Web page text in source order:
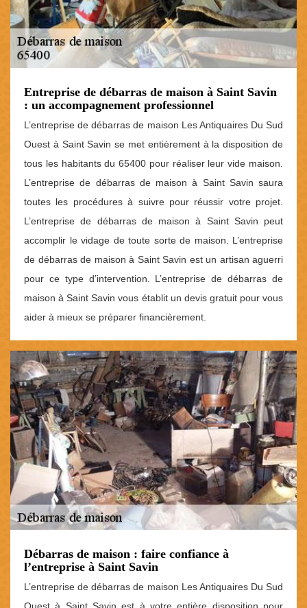
Entreprise de débarras de maison à Saint Savin
: un accompagnement professionnel
L’entreprise de débarras de maison Les Antiquaires Du Sud
Ouest à Saint Savin se met entièrement à la disposition de
tous les habitants du 65400 pour réaliser leur vide maison.
L’entreprise de débarras de maison à Saint Savin saura
toutes les procédures à suivre pour réussir votre projet.
L’entreprise de débarras de maison à Saint Savin peut
accomplir le vidage de toute sorte de maison. L’entreprise
de débarras de maison à Saint Savin est un artisan aguerri
pour ce type d’intervention. L’entreprise de débarras de
maison à Saint Savin vous établit un devis gratuit pour vous
aider à mieux se préparer financièrement.
Débarras de maison : faire confiance à
l’entreprise à Saint Savin
L’entreprise de débarras de maison Les Antiquaires Du Sud